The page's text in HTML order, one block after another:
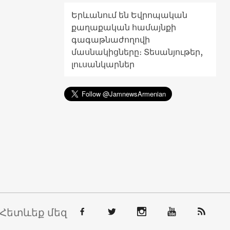
Երևանում են Եվրոպական
քաղաքական համայնքի
գագաթնաժողովի
մասնակիցները։ Տեսանյութեր,
լուսանկարներ
Հետևեք մեզ